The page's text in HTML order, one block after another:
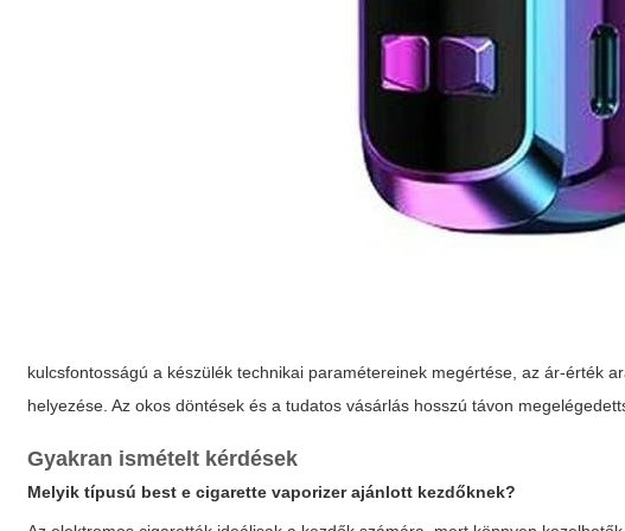
kulcsfontosságú a készülék technikai paramétereinek megértése, az ár-érték
helyezése. Az okos döntések és a tudatos vásárlás hosszú távon
Gyakran ismételt kérdések
Melyik típusú best e cigarette vaporizerajánlott kezdőknek?